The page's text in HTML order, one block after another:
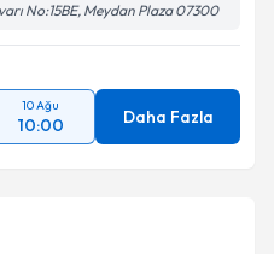
No:15BE, Meydan Plaza 07300
10 Ağu
10:00 Daha Fazla